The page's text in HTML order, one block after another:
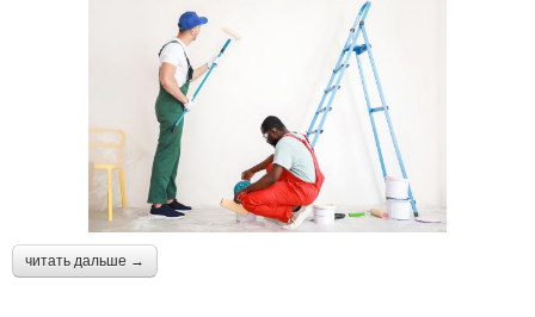
читать дальше →